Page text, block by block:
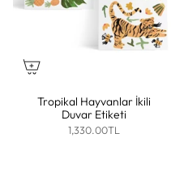
Tropikal Hayvanlar İkili
Duvar Etiketi
1,330.00TL